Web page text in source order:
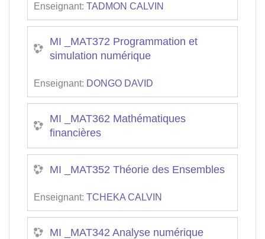
Enseignant: TADMON CALVIN
MI _MAT372 Programmation et
simulation numérique
Enseignant: DONGO DAVID
MI _MAT362 Mathématiques
financières
MI _MAT352 Théorie des Ensembles
Enseignant: TCHEKA CALVIN
MI _MAT342 Analyse numérique